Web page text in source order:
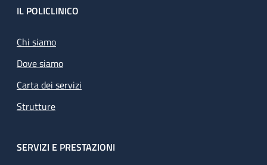
Footer
IL POLICLINICO
Chi siamo
Dove siamo
Carta dei servizi
Strutture
SERVIZI E PRESTAZIONI